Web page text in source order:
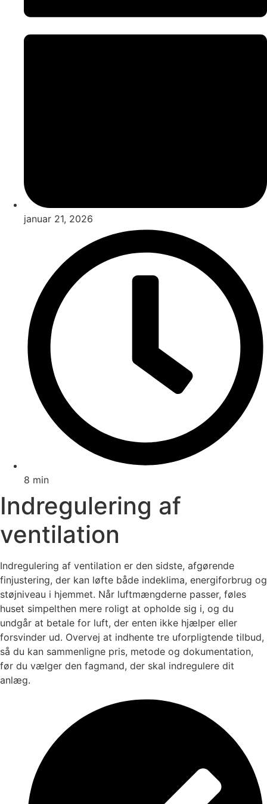
januar 21, 2026
8 min
Indregulering af
ventilation
Indregulering af ventilation er den sidste, afgørende
finjustering, der kan løfte både indeklima, energiforbrug og
støjniveau i hjemmet. Når luftmængderne passer, føles
huset simpelthen mere roligt at opholde sig i, og du
undgår at betale for luft, der enten ikke hjælper eller
forsvinder ud. Overvej at indhente tre uforpligtende tilbud,
så du kan sammenligne pris, metode og dokumentation,
før du vælger den fagmand, der skal indregulere dit
anlæg.